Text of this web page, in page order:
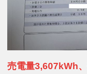
売電量3,607kWh